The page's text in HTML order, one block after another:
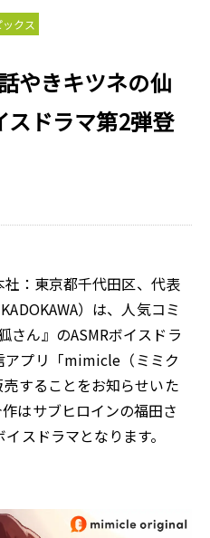
クス
やきキツネの仙
スドラマ第2弾登
：東京都千代田区、代表
）は、人気コミ
さん』のASMRボイスドラ
アプリ「mimicle（ミミク
することをお知らせいた
はサブヒロインの福田さ
スドラマとなります。